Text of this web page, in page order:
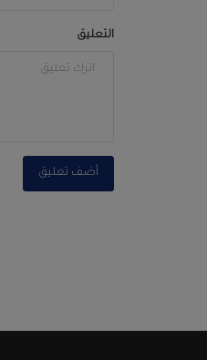
التعليق
أضف تعليق